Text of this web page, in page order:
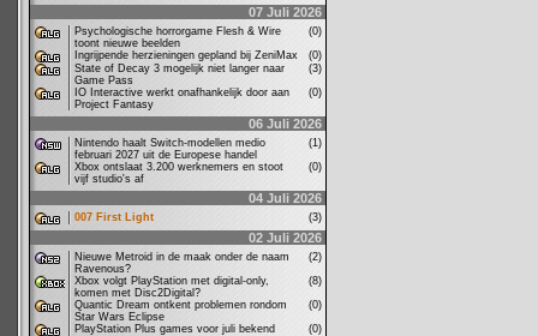
07 Juli 2026
Psychologische horrorgame Flesh & Wire
toont nieuwe beelden
(0)
Ingrijpende herzieningen gepland bij ZeniMax
(0)
State of Decay 3 mogelijk niet langer naar
Game Pass
(3)
IO Interactive werkt onafhankelijk door aan
Project Fantasy
(0)
06 Juli 2026
Nintendo haalt Switch-modellen medio
februari 2027 uit de Europese handel
(1)
Xbox ontslaat 3.200 werknemers en stoot
vijf studio's af
(0)
04 Juli 2026
007 First Light (3)
02 Juli 2026
Nieuwe Metroid in de maak onder de naam
Ravenous?
(2)
Xbox volgt PlayStation met digital-only,
komen met Disc2Digital?
(8)
Quantic Dream ontkent problemen rondom
Star Wars Eclipse
(0)
PlayStation Plus games voor juli bekend
(0)